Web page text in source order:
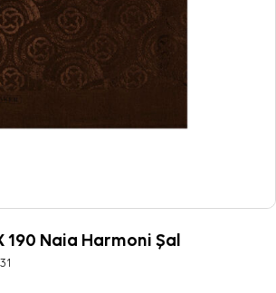
190 Naia Harmoni Şal